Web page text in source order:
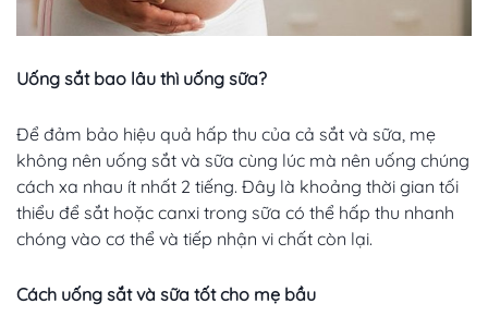
Uống sắt bao lâu thì uống sữa?
Để đảm bảo hiệu quả hấp thu của cả sắt và sữa, mẹ
không nên uống sắt và sữa cùng lúc mà nên uống chúng
cách xa nhau ít nhất 2 tiếng. Đây là khoảng thời gian tối
thiểu để sắt hoặc canxi trong sữa có thể hấp thu nhanh
chóng vào cơ thể và tiếp nhận vi chất còn lại.
Cách uống sắt và sữa tốt cho mẹ bầu